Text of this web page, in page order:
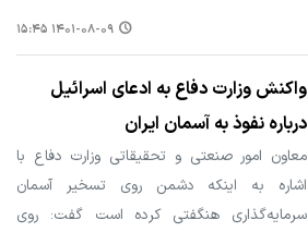
۱۴۰۱-۰۸-۰۹ ۱۵:۴۵
واکنش وزارت دفاع به ادعای اسرائیل
درباره نفوذ به آسمان ایران
معاون امور صنعتی و تحقیقاتی وزارت دفاع با
اشاره به اینکه دشمن روی تسخیر آسمان
سرمایه‌گذاری هنگفتی کرده است گفت: روی